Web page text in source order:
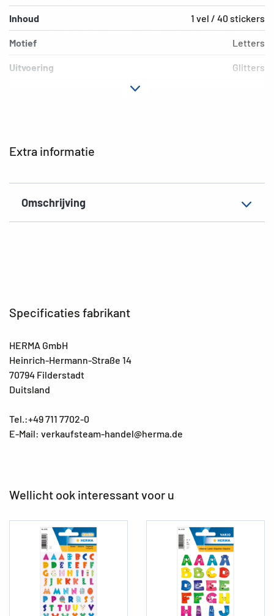
Extra informatie
Omschrijving
Inhoud 1 vel / 40 stickers
Motief Letters
Uitvoering Glitters
Specificaties fabrikant
HERMA GmbH
Heinrich-Hermann-Straße 14
70794 Filderstadt
Duitsland
Tel.:+49 711 7702-0
E-Mail: verkaufsteam-handel@herma.de
Wellicht ook interessant voor u